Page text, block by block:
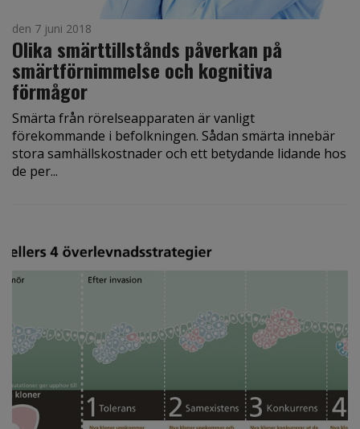
den 7 juni 2018
Olika smärttillstånds påverkan på
smärtförnimmelse och kognitiva
förmågor
Smärta från rörelseapparaten är vanligt
förekommande i befolkningen. Sådan smärta innebär
stora samhällskostnader och ett betydande lidande hos
de per...